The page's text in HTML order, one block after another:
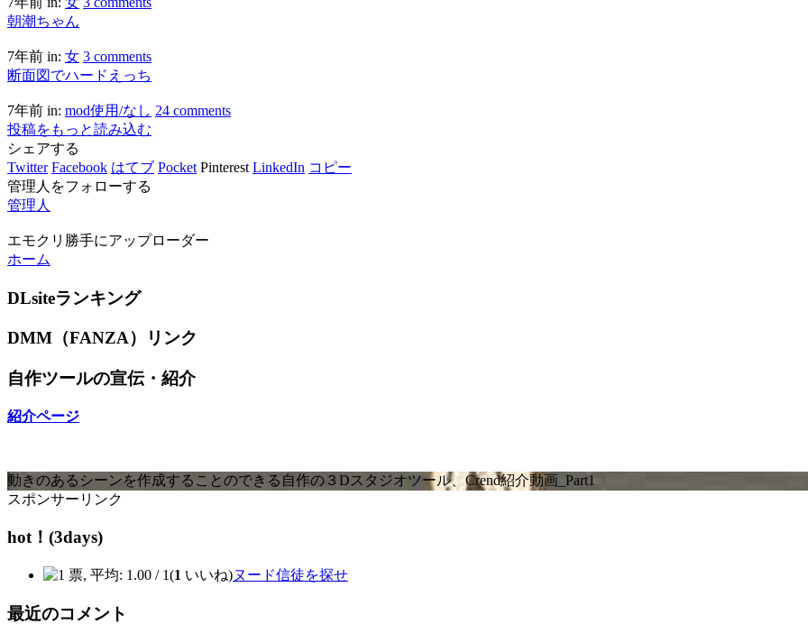
朝潮ちゃん
7年前 in: 女 3 comments
断面図でハードえっち
7年前 in: mod使用/なし 24 comments
投稿をもっと読み込む
シェアする
Twitter Facebook はてブ Pocket Pinterest LinkedIn コピー
管理人をフォローする
管理人
エモクリ勝手にアップローダー
ホーム
DLsiteランキング
DMM（FANZA）リンク
自作ツールの宣伝・紹介
紹介ページ
動きのあるシーンを作成することのできる自作の３Dスタジオツール、Crend紹介動画_Part1
スポンサーリンク
hot！(3days)
(1 いいね)ヌード信徒を探せ
最近のコメント